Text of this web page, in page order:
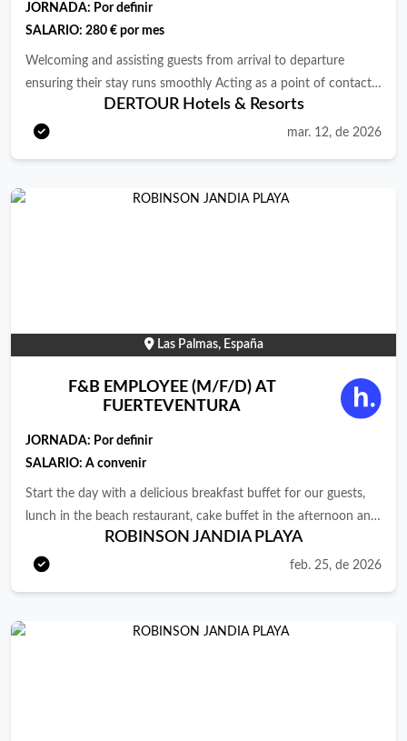
JORNADA: Por definir
SALARIO: 280 € por mes
Welcoming and assisting guests from arrival to departure
ensuring their stay runs smoothly Acting as a point of contact
for guest inquiries, feedback, and requests – in person, via
phone, and by email Supporting the organization of guest
departments Providing information about the resort’s services,
DERTOUR Hotels & Resorts
mar. 12, de 2026
Las Palmas, España
F&B EMPLOYEE (M/F/D) AT
FUERTEVENTURA
JORNADA: Por definir
SALARIO: A convenir
Start the day with a delicious breakfast buffet for our guests,
lunch in the beach restaurant, cake buffet in the afternoon and
then the showdown: the varied dinner in the buffet restaurant -
you make sure that our guests want for nothing in culinary
ROBINSON JANDIA PLAYA
feb. 25, de 2026